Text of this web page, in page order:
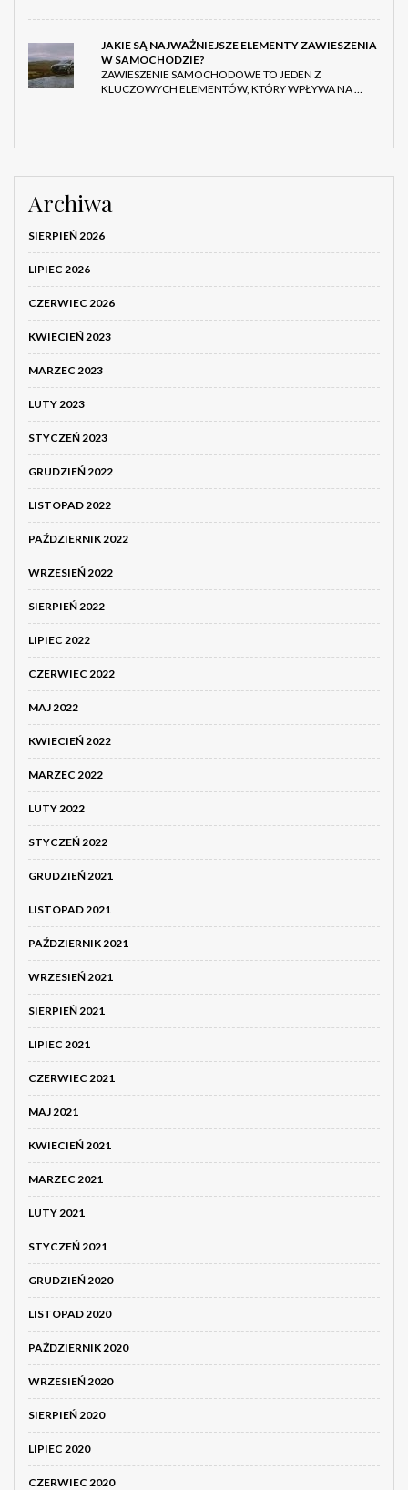
JAKIE SĄ NAJWAŻNIEJSZE ELEMENTY ZAWIESZENIA
W SAMOCHODZIE?
ZAWIESZENIE SAMOCHODOWE TO JEDEN Z
KLUCZOWYCH ELEMENTÓW, KTÓRY WPŁYWA NA …
Archiwa
SIERPIEŃ 2026
LIPIEC 2026
CZERWIEC 2026
KWIECIEŃ 2023
MARZEC 2023
LUTY 2023
STYCZEŃ 2023
GRUDZIEŃ 2022
LISTOPAD 2022
PAŹDZIERNIK 2022
WRZESIEŃ 2022
SIERPIEŃ 2022
LIPIEC 2022
CZERWIEC 2022
MAJ 2022
KWIECIEŃ 2022
MARZEC 2022
LUTY 2022
STYCZEŃ 2022
GRUDZIEŃ 2021
LISTOPAD 2021
PAŹDZIERNIK 2021
WRZESIEŃ 2021
SIERPIEŃ 2021
LIPIEC 2021
CZERWIEC 2021
MAJ 2021
KWIECIEŃ 2021
MARZEC 2021
LUTY 2021
STYCZEŃ 2021
GRUDZIEŃ 2020
LISTOPAD 2020
PAŹDZIERNIK 2020
WRZESIEŃ 2020
SIERPIEŃ 2020
LIPIEC 2020
CZERWIEC 2020